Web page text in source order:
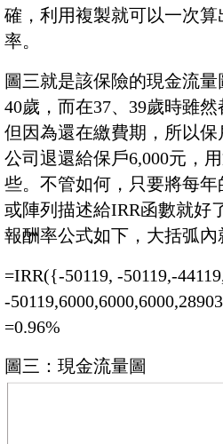
確，利用複製就可以一次算
率。
圖三就是該保險的現金流
40歲，而在37、39歲時雖
但因為還在繳費期，所以保
公司退還給保戶6,000元，
些。不管如何，只要將每
或陣列描述給IRR函數就好
報酬率公式如下，大括弧內
=IRR({-50119, -50119,-
-
=0.96%
圖三：現金流量圖